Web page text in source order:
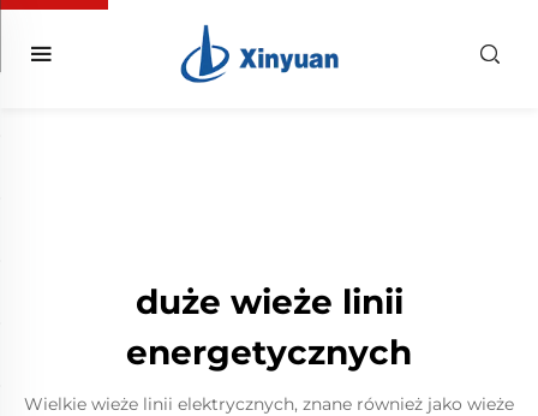
duże wieże linii
energetycznych
Wielkie wieże linii elektrycznych, znane również jako wieże